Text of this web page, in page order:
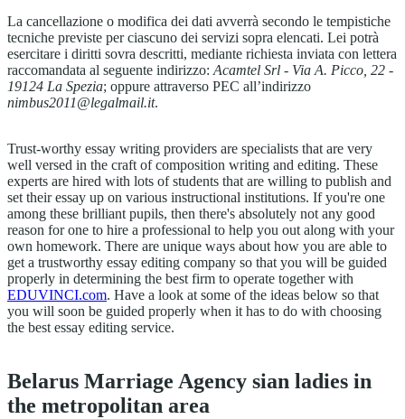
La cancellazione o modifica dei dati avverrà secondo le tempistiche
tecniche previste per ciascuno dei servizi sopra elencati. Lei potrà
esercitare i diritti sovra descritti, mediante richiesta inviata con lettera
raccomandata al seguente indirizzo: Acamtel Srl - Via A. Picco, 22 -
19124 La Spezia; oppure attraverso PEC all’indirizzo
nimbus2011@legalmail.it.
Trust-worthy essay writing providers are specialists that are very
well versed in the craft of composition writing and editing. These
experts are hired with lots of students that are willing to publish and
set their essay up on various instructional institutions. If you're one
among these brilliant pupils, then there's absolutely not any good
reason for one to hire a professional to help you out along with your
own homework. There are unique ways about how you are able to
get a trustworthy essay editing company so that you will be guided
properly in determining the best firm to operate together with
EDUVINCI.com. Have a look at some of the ideas below so that
you will soon be guided properly when it has to do with choosing
the best essay editing service.
студия дизайна интерьера
дизайн интерьера онлайн
Belarus Marriage Agency sian ladies in
the metropolitan area